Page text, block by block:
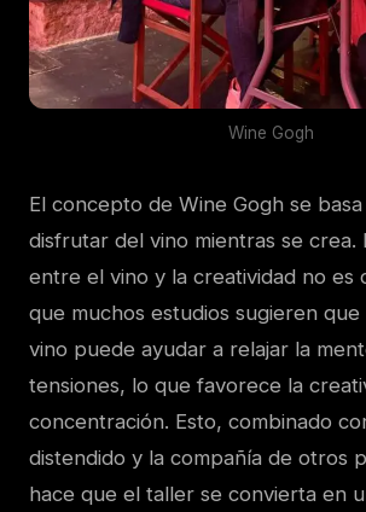
Wine Gogh
El concepto de Wine Gogh se
disfrutar del vino mientras se crea.
entre el vino y la creatividad no es
que muchos estudios sugieren
vino puede ayudar a relajar la
tensiones, lo que favorece la
concentración. Esto, combinado
distendido y la compañía de otros
hace que el taller se convierta en